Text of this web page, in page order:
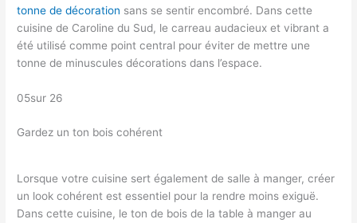
tonne de décoration sans se sentir encombré. Dans cette
cuisine de Caroline du Sud, le carreau audacieux et vibrant a
été utilisé comme point central pour éviter de mettre une
tonne de minuscules décorations dans l’espace.
05sur 26
Gardez un ton bois cohérent
Lorsque votre cuisine sert également de salle à manger, créer
un look cohérent est essentiel pour la rendre moins exiguë.
Dans cette cuisine, le ton de bois de la table à manger au